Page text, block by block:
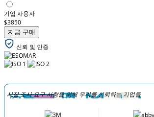
기업 사용자
$3850
지금 구매
신뢰 및 인증
시장 조사 요구 사항을 위해 우리를 신뢰하는 기업들